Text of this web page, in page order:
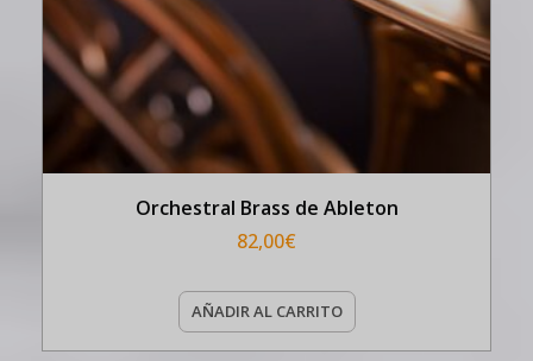
Orchestral Brass de Ableton
82,00€
AÑADIR AL CARRITO